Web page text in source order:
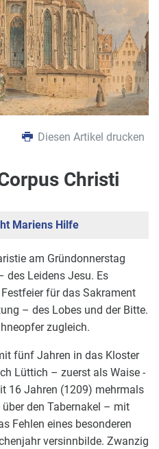
Diesen Artikel drucken
Christi
Mariens Hilfe
am Gründonnerstag
des Leidens Jesu. Es
für das Sakrament
– des Lobes und der Bitte.
zugleich.
fünf Jahren in das Kloster
Lüttich – zuerst als Waise -
16 Jahren (1209) mehrmals
den Tabernakel – mit
Fehlen eines besonderen
versinnbilde. Zwanzig